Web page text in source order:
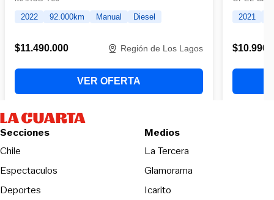
Secciones
Chile
Espectaculos
Deportes
Medios
La TerceraOpens in new
Glamorama
Icarito